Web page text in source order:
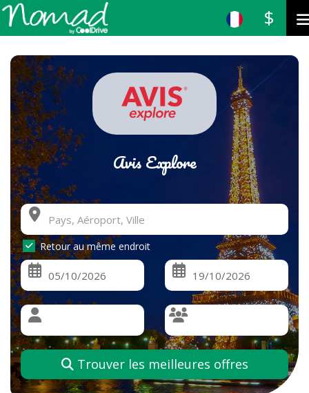
$
Avis Explore
Retour au même endroit
Trouver les meilleures offres